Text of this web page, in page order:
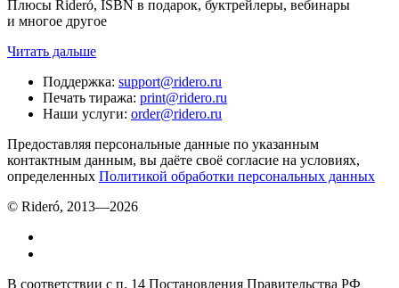
Плюсы Rideró, ISBN в подарок, буктрейлеры, вебинары
и многое другое
Читать дальше
Поддержка: support@ridero.ru
Печать тиража: print@ridero.ru
Наши услуги: order@ridero.ru
Предоставляя персональные данные по указанным
контактным данным, вы даёте своё согласие на условиях,
определенных Политикой обработки персональных данных
© Rideró, 2013—2026
В соответствии с п. 14 Постановления Правительства РФ